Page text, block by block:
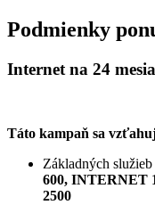
Podmienky
Internet na 24
Táto kampaň sa
Základných
600, INTERNET
2500